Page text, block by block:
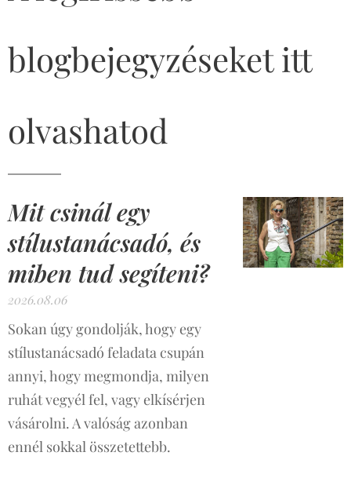
blogbejegyzéseket itt
olvashatod
Mit csinál egy
stílustanácsadó, és
miben tud segíteni?
2026.08.06
Sokan úgy gondolják, hogy egy
stílustanácsadó feladata csupán
annyi, hogy megmondja, milyen
ruhát vegyél fel, vagy elkísérjen
vásárolni. A valóság azonban
ennél sokkal összetettebb.